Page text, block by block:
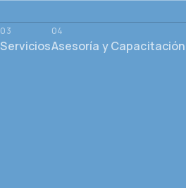
ServiciosAsesoría y Capacitación